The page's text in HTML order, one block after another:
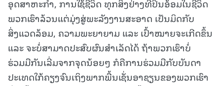
ອຸດສາຫະກຳ, ການໃຊ້ຊີວິດ ທຸກສິ່ງຢ່າງທີ່ປິ່ນອ້ອມໃນຊີວິດ
ພວກເຮົາລ້ວນແຕ່ມຸ່ງສູ່ພະລັງງານສະອາດ ເປັນມິດກັບ
ສິ່ງແວດລ້ອມ, ຄວາມພະຍາຍາມ ແລະ ເປົ້າໝາຍຈະເກີດຂຶ້ນ
ແລະ ຈະບໍ່ສາມາດປະສົບຜົນສຳເລັດໄດ້ ຖ້າພວກເຮົາບໍ່
ຮ່ວມມືກັນເລີ່ມຈາກຈຸດນ້ອຍໆ ກໍຄືການຮ່ວມມືກັບບັນດາ
ປະເທດໃກ້ຄຽງຈົນເຖິງພາກພື້ນເຊັ່ນອາຊຽນຂອງພວກເຮົາ